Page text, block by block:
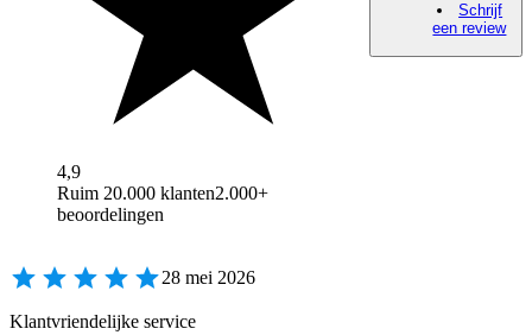
4,9
Ruim 20.000 klanten2.000+
beoordelingen
Schrijf
een review
28 mei 2026
Klantvriendelijke service